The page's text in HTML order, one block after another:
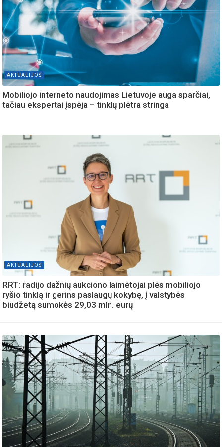
AKTUALIJOS
Mobiliojo interneto naudojimas Lietuvoje auga sparčiai,
tačiau ekspertai įspėja – tinklų plėtra stringa
AKTUALIJOS
RRT: radijo dažnių aukciono laimėtojai plės mobiliojo
ryšio tinklą ir gerins paslaugų kokybę, į valstybės
biudžetą sumokės 29,03 mln. eurų